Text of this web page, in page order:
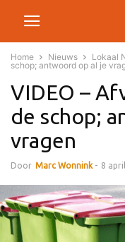
Home Nieuws Lokaal
schop; antwoord op al je
VIDEO –
de schop;
vragen
Door Marc Wonnink - 8